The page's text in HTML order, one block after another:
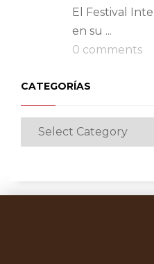
El Festival
en su ...
0 comments
CATEGORÍAS